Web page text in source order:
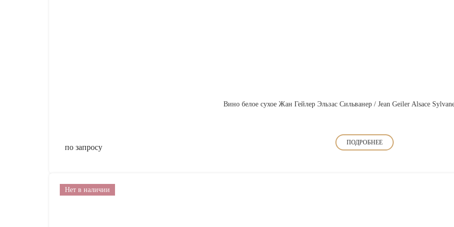
Вино белое сухое Жан Гейлер Эльзас Сильванер / Jean Geiler Alsace
по запросу
ПОДРОБНЕЕ
Нет в наличии